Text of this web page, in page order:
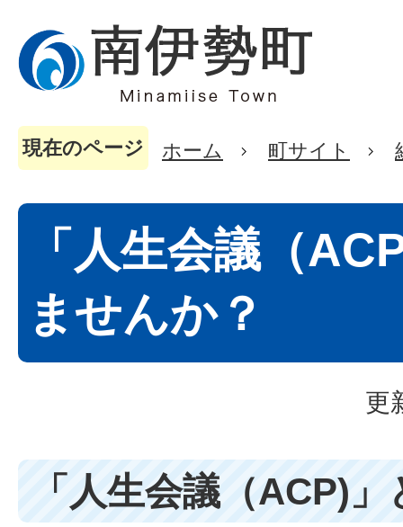
現在のページ ホーム 町サイト
「人生会議（
ませんか？
更
「人生会議（ACP)」